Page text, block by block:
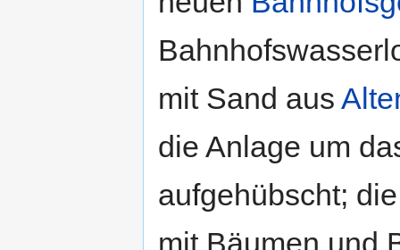
mit Sand aus
die Anlage um
aufgehübscht;
mit Bäumen und